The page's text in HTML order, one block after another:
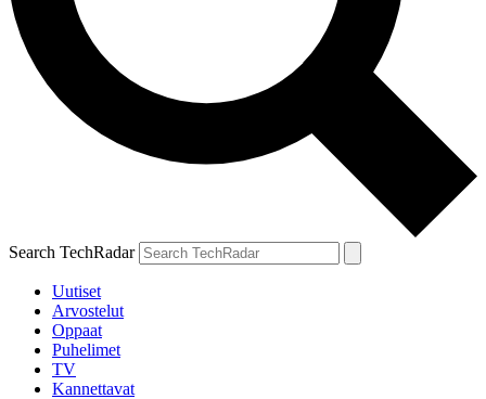
Search TechRadar
Uutiset
Arvostelut
Oppaat
Puhelimet
TV
Kannettavat